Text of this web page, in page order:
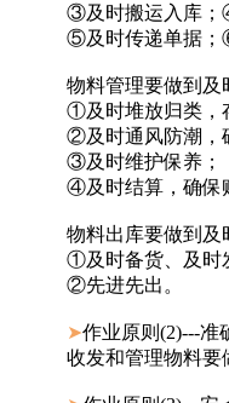
③及时搬运入库；
⑤及时传递单据；
物料管理要做到及
①及时堆放归类，
②及时通风防潮，
③及时维护保养；
④及时结算，确保
物料出库要做到及
①及时备货、及时
②先进先出。
➤作业原则(2)---准
收发和管理物料要